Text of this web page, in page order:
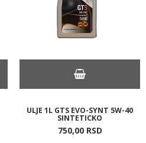
ULJE 1L GTS EVO-SYNT 5W-40
SINTETICKO
750,00 RSD